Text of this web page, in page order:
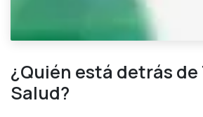
¿Quién está detrás de
Salud?